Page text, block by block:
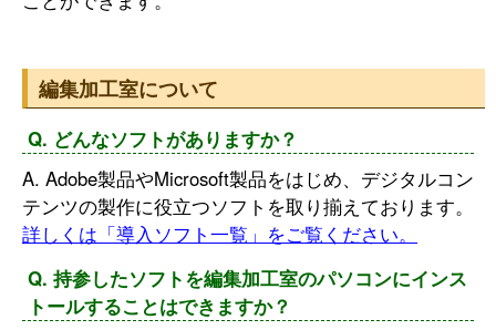
編集加工室について
Q. どんなソフトがありますか？
A. Adobe製品やMicrosoft製品をはじめ、デジタルコン
テンツの製作に役立つソフトを取り揃えております。
詳しくは「導入ソフト一覧」をご覧ください。
Q. 持参したソフトを編集加工室のパソコンにインス
トールすることはできますか？